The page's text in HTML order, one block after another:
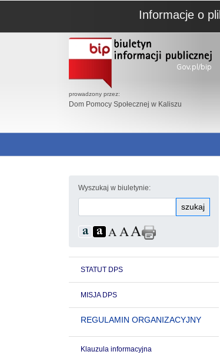
prowadzony przez:
Dom Pomocy Społecznej w Kaliszu
Wyszukaj w biuletynie:
szukaj
STATUT DPS
MISJA DPS
REGULAMIN ORGANIZACYJNY
Klauzula informacyjna
Informacje o